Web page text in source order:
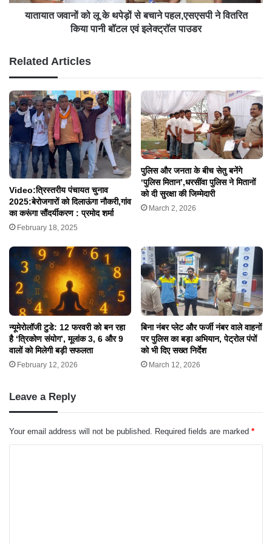
यातायात जवानों को लू के थपेड़ों से बचाने पहल,एसएसपी ने वितरित
किया पानी बॉटल एवं इलेक्ट्रॉल पाउडर
Related Articles
Video:त्रिस्तरीय पंचायत चुनाव
2025:बेरोजगारों को दिलाऊंगा नौकरी,गांव
का करूंगा सौंदर्यीकरण : प्रमोद शर्मा
February 18, 2025
पुलिस और जनता के बीच सेतु बनेंगे
‘पुलिस मितान’,धरसींवा पुलिस ने मितानों
को दी सुरक्षा की जिम्मेदारी
March 2, 2026
​न्यूमेरोलॉजी टुडे: 12 फरवरी को बन रहा
है ‘त्रिकोण संयोग’, मूलांक 3, 6 और 9
वालों को मिलेगी बड़ी सफलता
February 12, 2026
बिना नंबर प्लेट और फर्जी नंबर वाले वाहनों
पर पुलिस का बड़ा अभियान, पेट्रोल पंपों
को भी दिए सख्त निर्देश
March 12, 2026
Leave a Reply
Your email address will not be published. Required fields are marked *